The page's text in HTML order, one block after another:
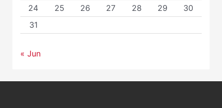
24
25 26 27 28 29
30
31
« Jun